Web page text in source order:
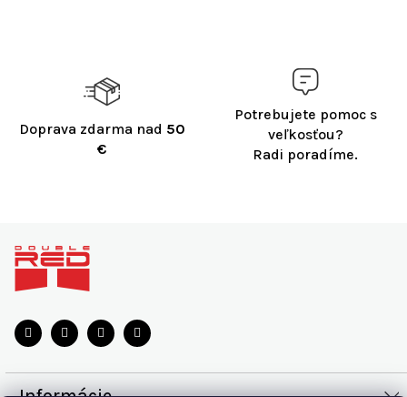
Doprava zdarma nad 50
€
Potrebujete pomoc s
veľkosťou?
Radi poradíme.